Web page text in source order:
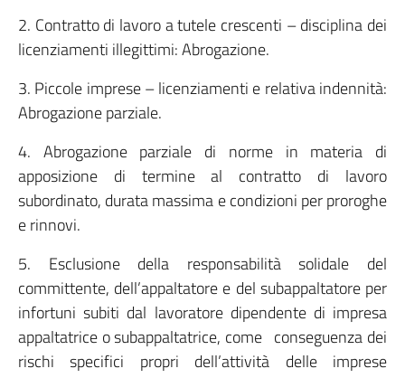
2. Contratto di lavoro a tutele crescenti – disciplina dei
licenziamenti illegittimi: Abrogazione.
3. Piccole imprese – licenziamenti e relativa indennità:
Abrogazione parziale.
4. Abrogazione parziale di norme in materia di
apposizione di termine al contratto di lavoro
subordinato, durata massima e condizioni per proroghe
e rinnovi.
5. Esclusione della responsabilità solidale del
committente, dell’appaltatore e del subappaltatore per
infortuni subiti dal lavoratore dipendente di impresa
appaltatrice o subappaltatrice, come conseguenza dei
rischi specifici propri dell’attività delle imprese